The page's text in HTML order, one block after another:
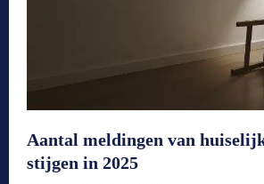
Aantal meldingen van
stijgen in 2025